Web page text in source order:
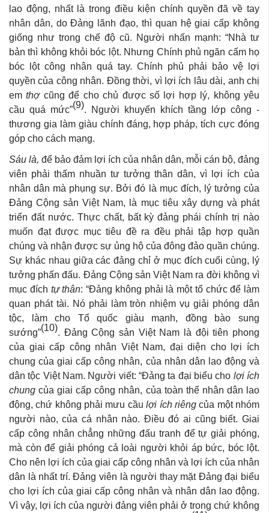
lao động, nhất là trong điều kiện chính quyền đã về tay
nhân dân, do Đảng lãnh đạo, thì quan hệ giai cấp không
giống như trong chế độ cũ. Người nhấn mạnh: “Nhà tư
bản thì không khỏi bóc lột. Nhưng Chính phủ ngăn cấm họ
bóc lột công nhân quá tay. Chính phủ phải bảo vệ lợi
quyền của công nhân. Đồng thời, vì lợi ích lâu dài, anh chị
emthợcũng để cho chủ được số lợi hợp lý, không yêu
cầu quá mức”(9). Người khuyến khích tầng lớp công -
thương gia làm giàu chính đáng, hợp pháp, tích cực đóng
góp cho cách mạng.
Sáu là, để bảo đảm lợi ích của nhân dân, mỗi cán bộ, đảng
viên phải thấm nhuần tư tưởng thân dân, vì lợi ích của
nhân dân mà phụng sự. Bởi đó là mục đích, lý tưởng của
Đảng Cộng sản Việt Nam, là mục tiêu xây dựng và phát
triển đất nước. Thực chất, bất kỳ đảng phái chính trị nào
muốn đạt được mục tiêu đề ra đều phải tập hợp quần
chúng và nhận được sự ủng hộ của đông đảo quần chúng.
Sự khác nhau giữa các đảng chỉ ở mục đích cuối cùng, lý
tưởng phấn đấu. Đảng Cộng sản Việt Nam ra đời không vì
mục đích tự thân: “Đảng không phải là một tổ chức để làm
quan phát tài. Nó phải làm tròn nhiệm vụ giải phóng dân
tộc, làm cho Tổ quốc giàu mạnh, đồng bào sung
sướng”(10). Đảng Cộng sản Việt Nam là đội tiên phong
của giai cấp công nhân Việt Nam, đại diện cho lợi ích
chung của giai cấp công nhân, của nhân dân lao động và
dân tộc Việt Nam. Người viết: “Đảng ta đại biểu cho lợi ích
chung của giai cấp công nhân, của toàn thể nhân dân lao
động, chứ không phải mưu cầulợi ích riêngcủa một nhóm
người nào, của cá nhân nào. Điều đó ai cũng biết. Giai
cấp công nhân chẳng những đấu tranh để tự giải phóng,
mà còn để giải phóng cả loài người khỏi áp bức, bóc lột.
Cho nên lợi ích của giai cấp công nhân và lợi ích của nhân
dân là nhất trí. Đảng viên là người thay mặt Đảng đại biểu
cho lợi ích của giai cấp công nhân và nhân dân lao động.
Vì vậy, lợi ích của người đảng viên phải ở trong chứ không